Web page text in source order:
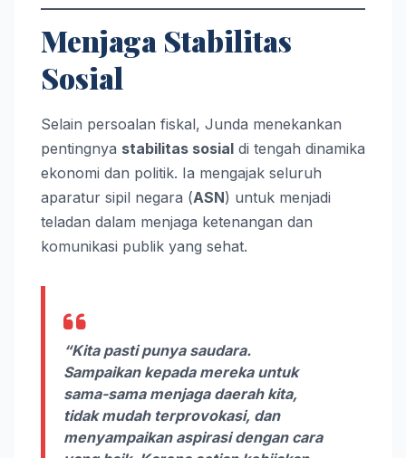
Menjaga Stabilitas
Sosial
Selain persoalan fiskal, Junda menekankan
pentingnya stabilitas sosial di tengah dinamika
ekonomi dan politik. Ia mengajak seluruh
aparatur sipil negara (ASN) untuk menjadi
teladan dalam menjaga ketenangan dan
komunikasi publik yang sehat.
“Kita pasti punya saudara.
Sampaikan kepada mereka untuk
sama-sama menjaga daerah kita,
tidak mudah terprovokasi, dan
menyampaikan aspirasi dengan cara